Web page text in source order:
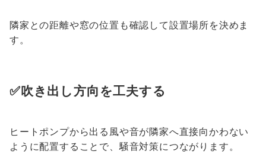
隣家との距離や窓の位置も確認して設置場所を決めま
す。
✅吹き出し方向を工夫する
ヒートポンプから出る風や音が隣家へ直接向かわない
ように配置することで、騒音対策につながります。